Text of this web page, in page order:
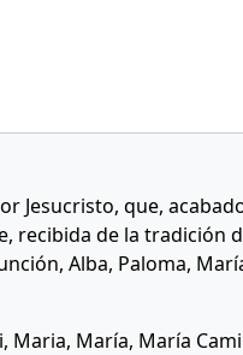
Jesucristo, que,
recibida de la tradición
Alba, Paloma,
Maria, María, María